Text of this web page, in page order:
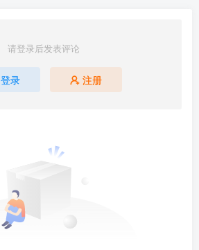
请登录后发表评论
登录 注册